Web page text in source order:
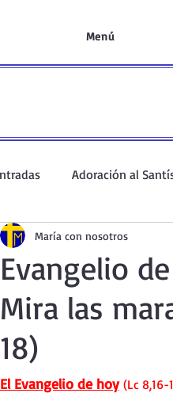
Menú
Adoración al
la mañana El Evangelio
oración Curso del
vida espiritual
Evangelio
Mira las
18)
María con nosotros
El Evangelio de hoy (Lc 8,16-